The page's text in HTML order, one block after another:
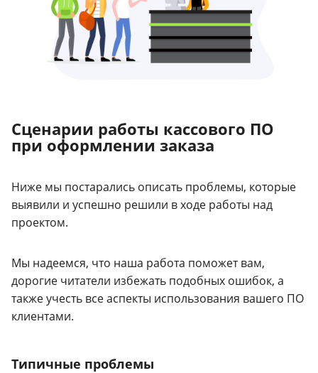
Сценарии работы кассового ПО
при оформлении заказа
Ниже мы постарались описать проблемы, которые
выявили и успешно решили в ходе работы над
проектом.
Мы надеемся, что наша работа поможет вам,
дорогие читатели избежать подобных ошибок, а
также учесть все аспекты использования вашего ПО
клиентами.
Типичные проблемы